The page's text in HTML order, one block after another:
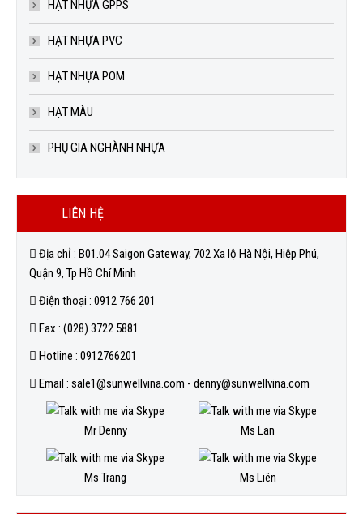
HẠT NHỰA GPPS
HẠT NHỰA PVC
HẠT NHỰA POM
HẠT MÀU
PHỤ GIA NGHÀNH NHỰA
LIÊN HỆ
Địa chỉ : B01.04 Saigon Gateway, 702 Xa lộ Hà Nội, Hiệp Phú,
Quận 9, Tp Hồ Chí Minh
Điện thoại : 0912 766 201
Fax : (028) 3722 5881
Hotline : 0912766201
Email : sale1@sunwellvina.com - denny@sunwellvina.com
Mr Denny Ms Lan
Ms Trang Ms Liên